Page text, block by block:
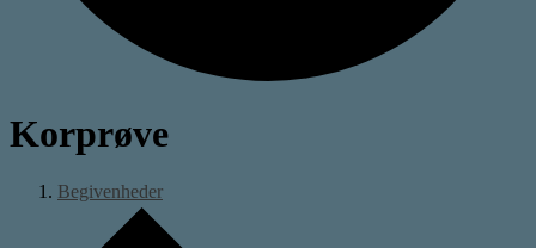
Korprøve
Begivenheder